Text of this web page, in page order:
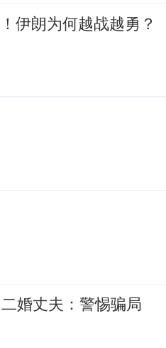
伊朗为何越战越勇？
婚丈夫：警惕骗局